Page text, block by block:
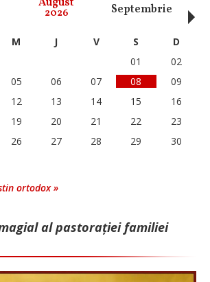
2026 Septembrie
M J V S
D
01
02
05 06 07 08
09
12 13 14 15
16
19 20 21 22
23
26 27 28 29
30
ortodox »
al pastorației familiei